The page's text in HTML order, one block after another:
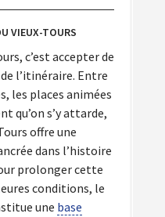
VIEUX-TOURS
c’est accepter de
l’itinéraire. Entre
les places animées
qu’on s’y attarde,
offre une
dans l’histoire
prolonger cette
conditions, le
une base